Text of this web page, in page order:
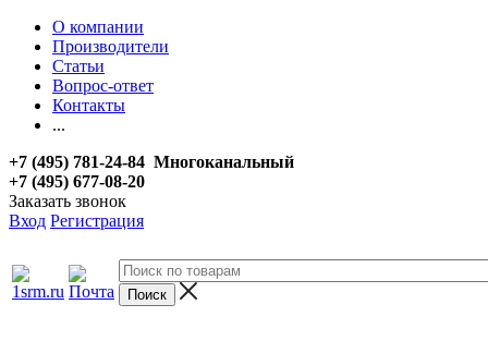
О компании
Производители
Статьи
Вопрос-ответ
Контакты
...
+7 (495) 781-24-84 Многоканальный
+7 (495) 677-08-20
Заказать звонок
Вход Регистрация